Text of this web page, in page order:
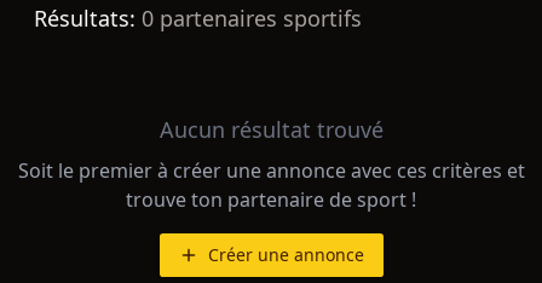
Résultats: 0 partenaires sportifs
Aucun résultat trouvé
Soit le premier à créer une annonce avec ces critères et
trouve ton partenaire de sport !
Créer une annonce